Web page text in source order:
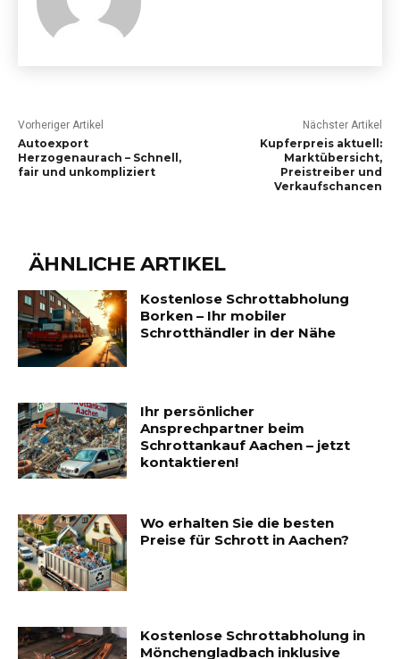
Vorheriger Artikel
Autoexport
Herzogenaurach – Schnell,
fair und unkompliziert
Nächster Artikel
Kupferpreis aktuell:
Marktübersicht,
Preistreiber und
Verkaufschancen
ÄHNLICHE ARTIKEL
Kostenlose Schrottabholung
Borken – Ihr mobiler
Schrotthändler in der Nähe
Ihr persönlicher
Ansprechpartner beim
Schrottankauf Aachen – jetzt
kontaktieren!
Wo erhalten Sie die besten
Preise für Schrott in Aachen?
Kostenlose Schrottabholung in
Mönchengladbach inklusive